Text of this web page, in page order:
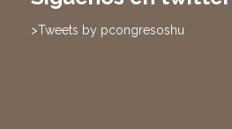
>Tweets by pcongresoshu